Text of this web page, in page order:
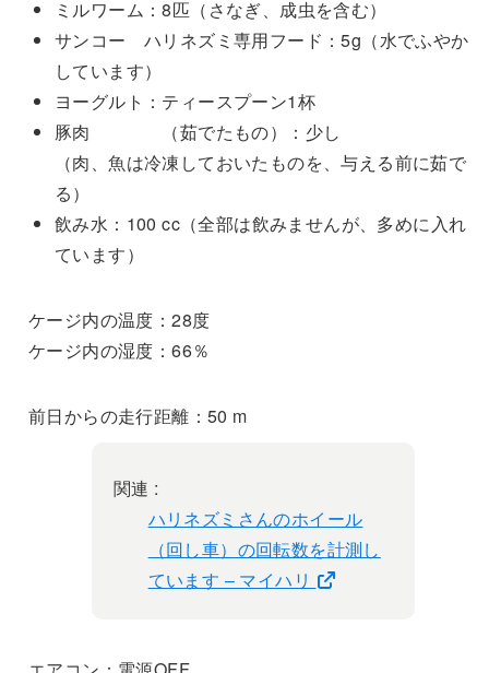
ミルワーム：8匹（さなぎ、成虫を含む）
サンコー ハリネズミ専用フード：5g（水でふやか
しています）
ヨーグルト：ティースプーン1杯
豚肉 （茹でたもの）：少し
（肉、魚は冷凍しておいたものを、与える前に茹で
る）
飲み水：100 cc（全部は飲みませんが、多めに入れ
ています）
ケージ内の温度：28度
ケージ内の湿度：66％
前日からの走行距離：50 m
関連 :
ハリネズミさんのホイール
（回し車）の回転数を計測し
ています – マイハリ